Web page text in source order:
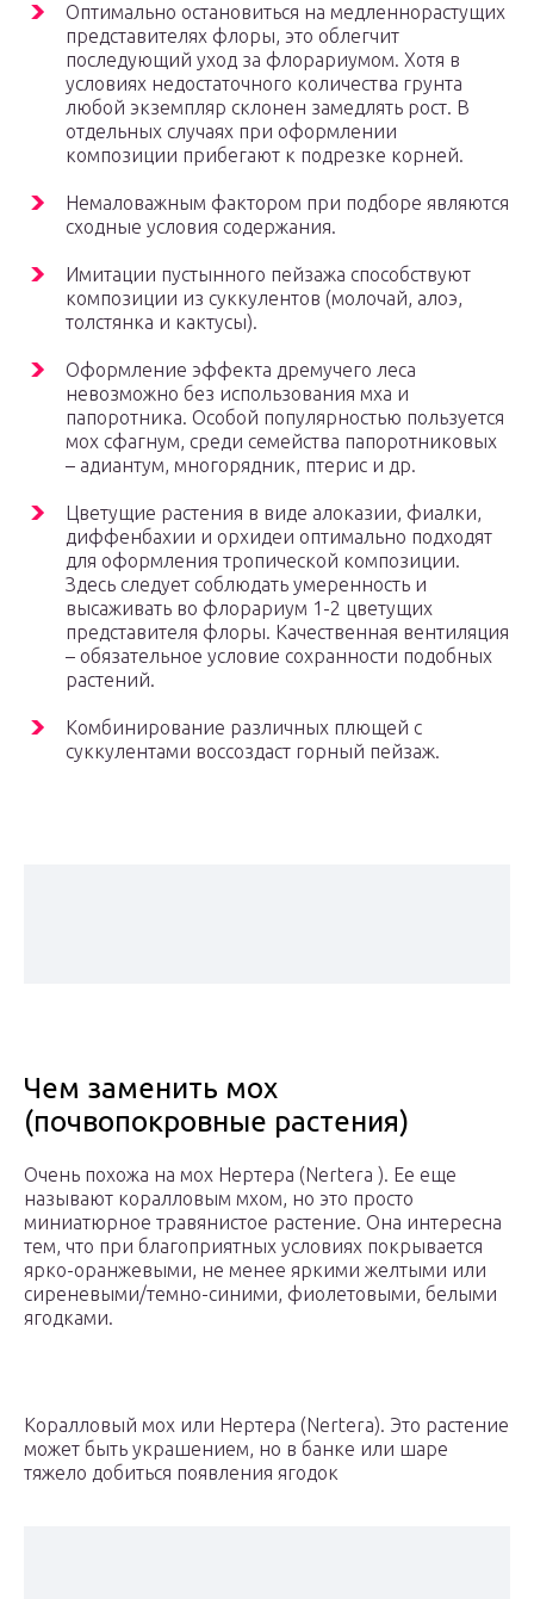
Оптимально остановиться на медленнорастущих
представителях флоры, это облегчит
последующий уход за флорариумом. Хотя в
условиях недостаточного количества грунта
любой экземпляр склонен замедлять рост. В
отдельных случаях при оформлении
композиции прибегают к подрезке корней.
Немаловажным фактором при подборе являются
сходные условия содержания.
Имитации пустынного пейзажа способствуют
композиции из суккулентов (молочай, алоэ,
толстянка и кактусы).
Оформление эффекта дремучего леса
невозможно без использования мха и
папоротника. Особой популярностью пользуется
мох сфагнум, среди семейства папоротниковых
– адиантум, многорядник, птерис и др.
Цветущие растения в виде алоказии, фиалки,
диффенбахии и орхидеи оптимально подходят
для оформления тропической композиции.
Здесь следует соблюдать умеренность и
высаживать во флорариум 1-2 цветущих
представителя флоры. Качественная вентиляция
– обязательное условие сохранности подобных
растений.
Комбинирование различных плющей с
суккулентами воссоздаст горный пейзаж.
Чем заменить мох
(почвопокровные растения)
Очень похожа на мох Нертера (Nertera ). Ее еще
называют коралловым мхом, но это просто
миниатюрное травянистое растение. Она интересна
тем, что при благоприятных условиях покрывается
ярко-оранжевыми, не менее яркими желтыми или
сиреневыми/темно-синими, фиолетовыми, белыми
ягодками.
Коралловый мох или Нертера (Nertera). Это растение
может быть украшением, но в банке или шаре
тяжело добиться появления ягодок